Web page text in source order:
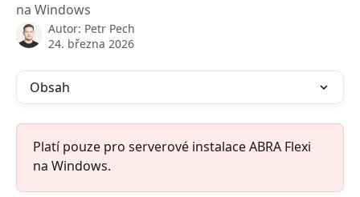
na Windows
Autor: Petr Pech
24. března 2026
Obsah
Platí pouze pro serverové instalace ABRA Flexi
na Windows.